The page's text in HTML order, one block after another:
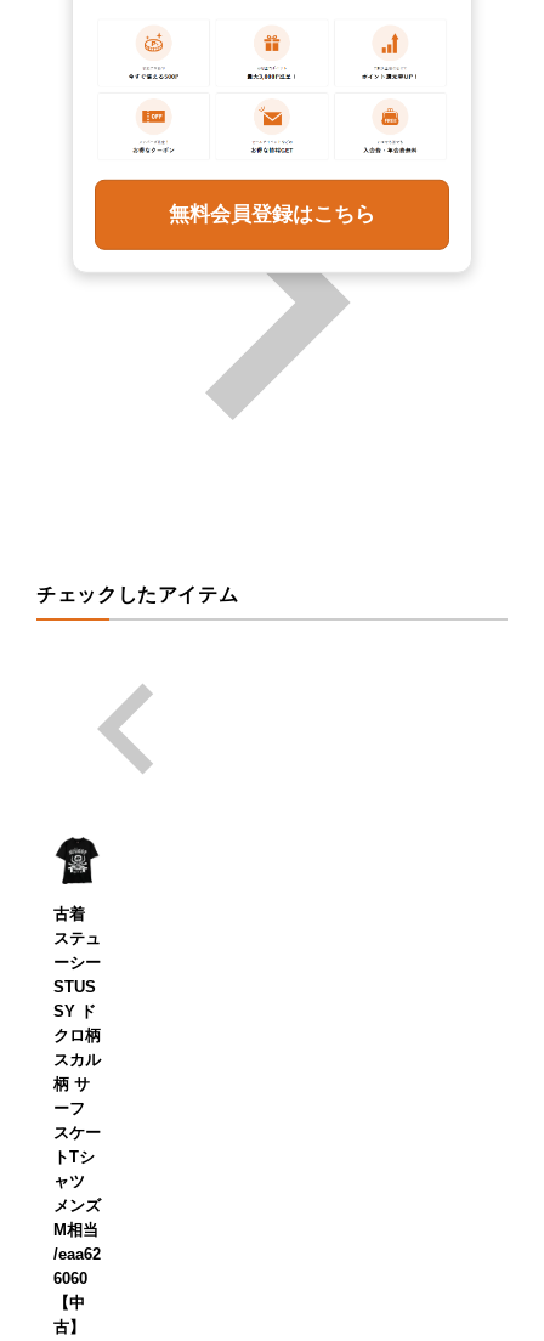
チェックしたアイテム
古着
ステュ
ーシー
STUS
SY ド
クロ柄
スカル
柄 サ
ーフ
スケー
トTシ
ャツ
メンズ
M相当
/eaa62
6060
【中
古】
無料会員登録はこちら